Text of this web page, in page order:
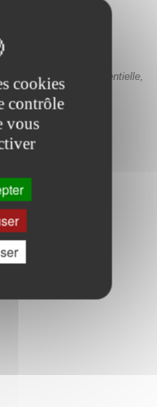
de l'Association e-
tout signalement ou
ou de violences
gratuite et confidentielle,
cookies
contrôle
vous